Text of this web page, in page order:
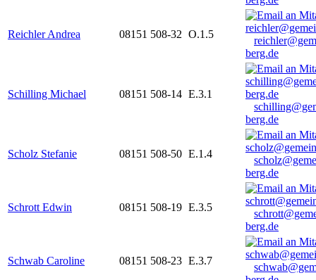
Reichler Andrea 08151 508-32 O.1.5
berg.de
Schilling Michael 08151 508-14 E.3.1
berg.de
Scholz Stefanie 08151 508-50 E.1.4
berg.de
Schrott Edwin 08151 508-19 E.3.5
berg.de
Schwab Caroline 08151 508-23 E.3.7